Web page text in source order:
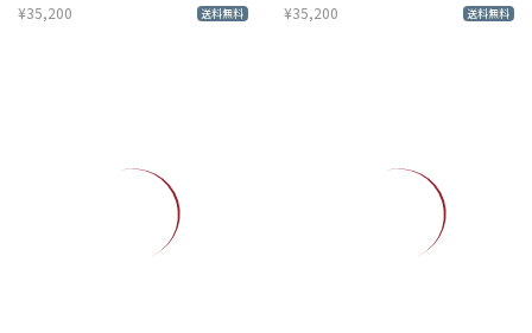
¥35,200
送料無料
¥35,200
送料無料